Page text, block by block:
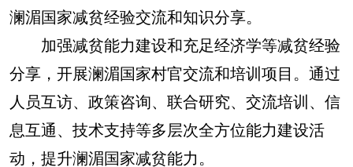
澜湄国家减贫经验交流和知识分享。
加强减贫能力建设和充足经济学等减贫经验
分享，开展澜湄国家村官交流和培训项目。通过
人员互访、政策咨询、联合研究、交流培训、信
息互通、技术支持等多层次全方位能力建设活
动，提升澜湄国家减贫能力。